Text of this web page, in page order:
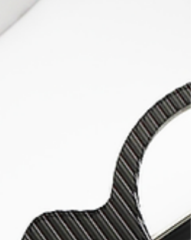
咀河內道18號K11商場G14號鋪 電話：3575 9557 旺
角店： 旺角登打士街仁安大廈地下, 鋪號:23號A鋪